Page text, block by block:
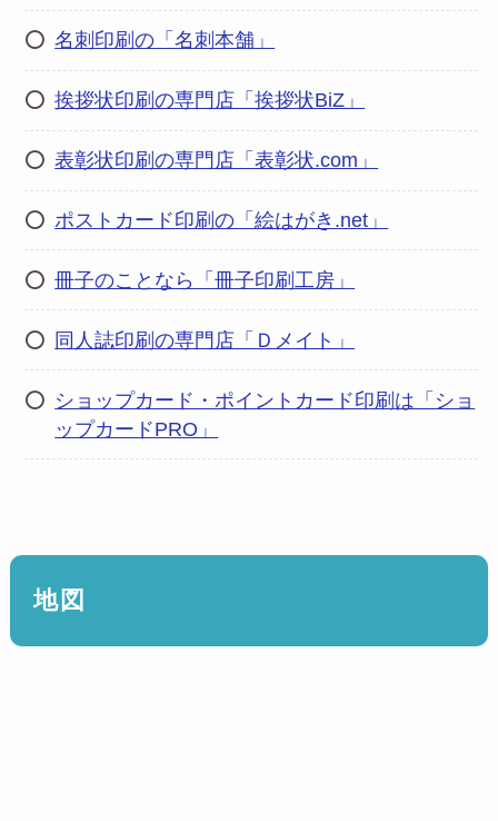
名刺印刷の「名刺本舗」
挨拶状印刷の専門店「挨拶状BiZ」
表彰状印刷の専門店「表彰状.com」
ポストカード印刷の「絵はがき.net」
冊子のことなら「冊子印刷工房」
同人誌印刷の専門店「Ｄメイト」
ショップカード・ポイントカード印刷は「ショ
ップカードPRO」
地図